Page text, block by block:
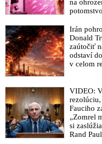
na
potomstvo
Irán
Donald
zaútočiť
odstaví
v celom
VIDEO:
Fauciho
„Zomrel
si
Rand Paul